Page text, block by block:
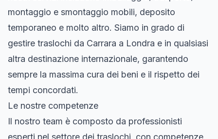
montaggio e smontaggio mobili, deposito
temporaneo e molto altro. Siamo in grado di
gestire traslochi da Carrara a Londra e in qualsiasi
altra destinazione internazionale, garantendo
sempre la massima cura dei beni e il rispetto dei
tempi concordati.
Le nostre competenze
Il nostro team è composto da professionisti
esperti nel settore dei traslochi, con competenze